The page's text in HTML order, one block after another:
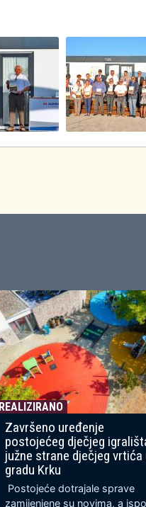
REALIZIRANO
Završeno uređenje
postojećeg dječjeg
južne strane dječjeg vrtića
gradu Krku
Postojeće dotrajale sprave
zamijenjene su novima, a